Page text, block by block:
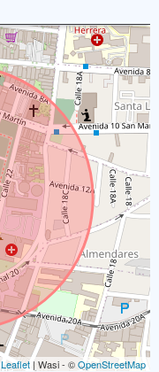
Leaflet| Wasi - ©OpenStreetMap